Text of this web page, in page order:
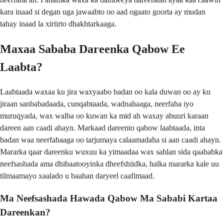
kara inaad si degan uga jawaabto oo aad ogaato goorta ay mudan
tahay inaad la xiriirto dhakhtarkaaga.
Maxaa Sababa Dareenka Qabow Ee
Laabta?
Laabtaada waxaa ku jira waxyaabo badan oo kala duwan oo ay ku
jiraan sanbabadaada, cunqabtaada, wadnahaaga, neerfaha iyo
muruqyada, wax walba oo kuwan ka mid ah waxay abuuri karaan
dareen aan caadi ahayn. Markaad dareento qabow laabtaada, inta
badan waa neerfahaaga oo tarjumaya calaamadaha si aan caadi ahayn.
Mararka qaar dareenku wuxuu ka yimaadaa wax sahlan sida qaababka
neefsashada ama dhibaatooyinka dheefshiidka, halka mararka kale uu
tilmaamayo xaalado u baahan daryeel caafimaad.
Ma Neefsashada Hawada Qabow Ma Sababi Kartaa
Dareenkan?